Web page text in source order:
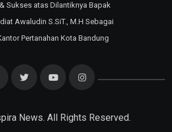
Sukses atas Dilantiknya Bapak
Awaludin S.SiT., M.H Sebagai
Pertanahan Kota Bandung
News. All Rights Reserved.